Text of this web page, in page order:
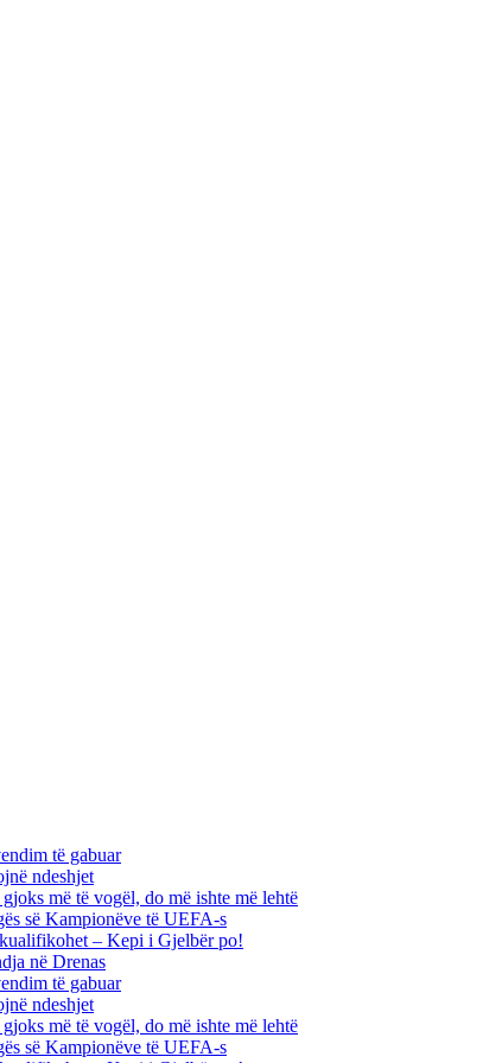
të gabuar
ndeshjet
më të vogël, do më ishte më lehtë
së Kampionëve të UEFA-s
– Kepi i Gjelbër po!
në Drenas
të gabuar
ndeshjet
më të vogël, do më ishte më lehtë
së Kampionëve të UEFA-s